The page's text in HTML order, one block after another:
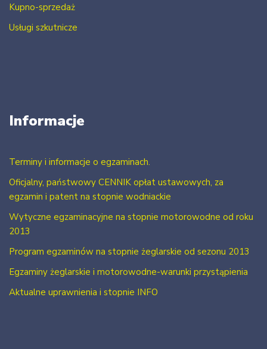
Kupno-sprzedaż
Usługi szkutnicze
Informacje
Terminy i informacje o egzaminach.
Oficjalny, państwowy CENNIK opłat ustawowych, za
egzamin i patent na stopnie wodniackie
Wytyczne egzaminacyjne na stopnie motorowodne od roku
2013
Program egzaminów na stopnie żeglarskie od sezonu 2013
Egzaminy żeglarskie i motorowodne-warunki przystąpienia
Aktualne uprawnienia i stopnie INFO